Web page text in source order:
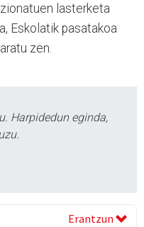
lasterketa
Eskolatik pasatakoa
zen.
Harpidedun eginda,
Erantzun